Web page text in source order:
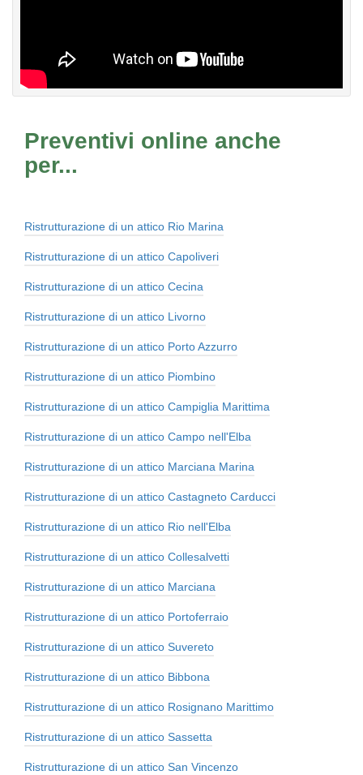
Preventivi online anche
per...
Ristrutturazione di un attico Rio Marina
Ristrutturazione di un attico Capoliveri
Ristrutturazione di un attico Cecina
Ristrutturazione di un attico Livorno
Ristrutturazione di un attico Porto Azzurro
Ristrutturazione di un attico Piombino
Ristrutturazione di un attico Campiglia Marittima
Ristrutturazione di un attico Campo nell'Elba
Ristrutturazione di un attico Marciana Marina
Ristrutturazione di un attico Castagneto Carducci
Ristrutturazione di un attico Rio nell'Elba
Ristrutturazione di un attico Collesalvetti
Ristrutturazione di un attico Marciana
Ristrutturazione di un attico Portoferraio
Ristrutturazione di un attico Suvereto
Ristrutturazione di un attico Bibbona
Ristrutturazione di un attico Rosignano Marittimo
Ristrutturazione di un attico Sassetta
Ristrutturazione di un attico San Vincenzo